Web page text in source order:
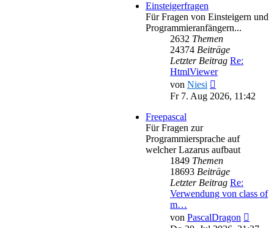
Einsteigerfragen
Für Fragen von Einsteigern und
Programmieranfängern...
2632 Themen
24374 Beiträge
Letzter Beitrag Re:
HtmlViewer
von Niesi
Beitrag
Fr 7. Aug 2026, 11:42
Freepascal
Für Fragen zur
Programmiersprache auf
welcher Lazarus aufbaut
1849 Themen
18693 Beiträge
Letzter Beitrag Re:
Verwendung von class of
m…
von PascalDragon